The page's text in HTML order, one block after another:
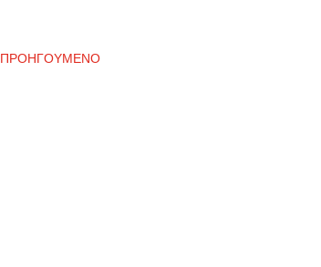
ΠΡΟΗΓΟΥΜΕΝΟ